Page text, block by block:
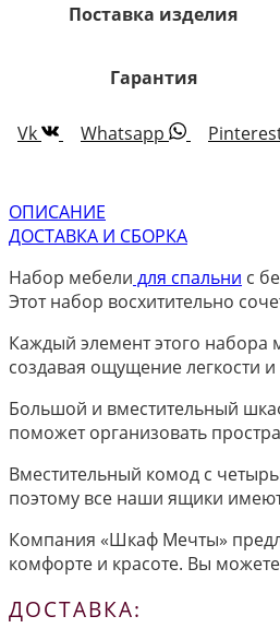
Поставка изделия
Гарантия
Vk Whatsapp
ОПИСАНИЕ
ДОСТАВКА И СБОРКА
Набор мебели для спальни с
Этот набор восхитительно
Каждый элемент этого набора
создавая ощущение легкости
Большой и вместительный
поможет организовать
Вместительный комод с
поэтому все наши ящики
Компания «Шкаф Мечты»
комфорте и красоте. Вы
ДОСТАВКА: